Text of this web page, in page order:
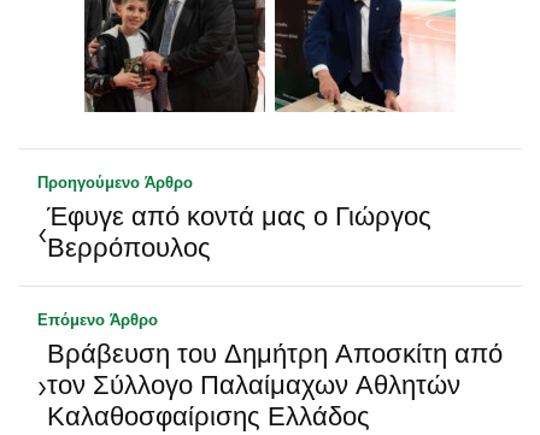
Προηγούμενο Άρθρο
‹Έφυγε από κοντά μας ο Γιώργος
Βερρόπουλος
Επόμενο Άρθρο
›
Βράβευση του Δημήτρη Αποσκίτη από
τον Σύλλογο Παλαίμαχων Αθλητών
Καλαθοσφαίρισης Ελλάδος